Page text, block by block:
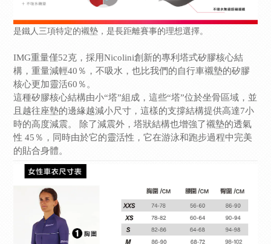
是鐵人三項特定的襯墊，是長距離賽事的理想選擇。
IMG重量僅52克，採用Nicolini創新的專利塔式矽膠核心結
構，重量減輕40％，不吸水，也比我們的自行車襯墊的矽膠
核心更加靈活60％。
這種矽膠核心結構由小“塔”組成，這些“塔”位於坐骨區域，並
且越往座墊的邊緣越減小尺寸，這樣的支撐結構提供高達7小
時的高度減震。 除了減震外，塔狀結構也增強了襯墊的透氣
性 45％，同時由於它的靈活性，它在游泳和跑步過程中完美
的貼合身體。